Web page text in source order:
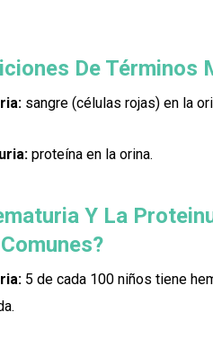
De Términos
sangre (células rojas) en la
proteína en la orina.
Y La
5 de cada 100 niños tiene